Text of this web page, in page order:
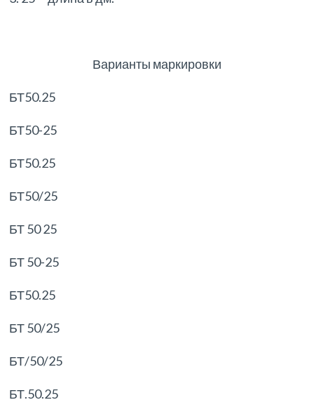
Варианты маркировки
БТ50.25
БТ50-25
БТ50.25
БТ50/25
БТ 50 25
БТ 50-25
БТ50.25
БТ 50/25
БТ/50/25
БТ.50.25